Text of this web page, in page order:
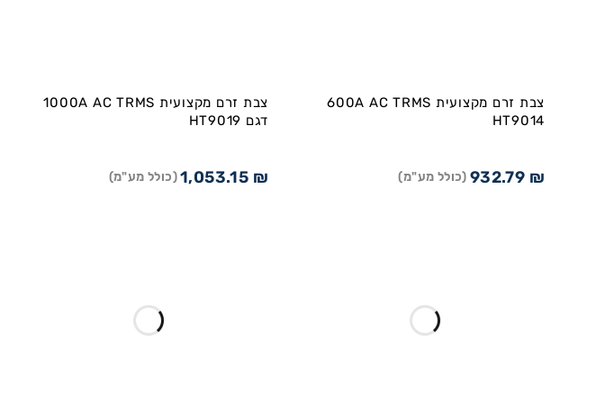
צבת זרם מקצועית 600A AC TRMS
HT9014
932.79 ₪ (כולל מע"מ)
צבת זרם מקצועית 1000A AC TRMS
דגם HT9019
1,053.15 ₪ (כולל מע"מ)